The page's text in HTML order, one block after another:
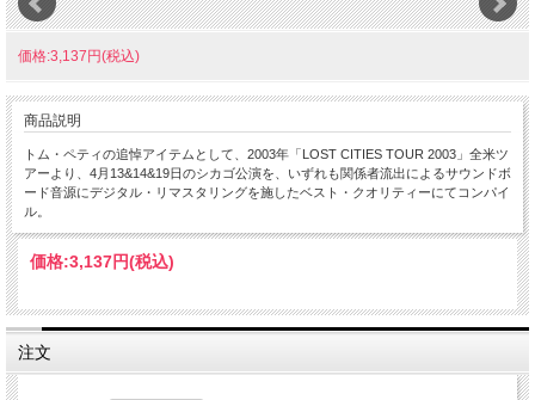
価格:3,137円(税込)
商品説明
トム・ペティの追悼アイテムとして、2003年「LOST CITIES TOUR 2003」全米ツ
アーより、4月13&14&19日のシカゴ公演を、いずれも関係者流出によるサウンドボ
ード音源にデジタル・リマスタリングを施したベスト・クオリティーにてコンパイ
ル。
価格:3,137円(税込)
注文